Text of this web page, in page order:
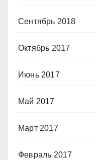
Сентябрь 2018
Октябрь 2017
Июнь 2017
Май 2017
Март 2017
Февраль 2017